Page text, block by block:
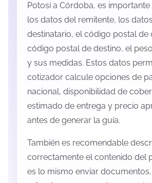
Potosí a Córdoba, es importante
los datos del remitente, los
destinatario, el código postal de
código postal de destino, el
y sus medidas. Estos datos
cotizador calcule opciones de
nacional, disponibilidad de
estimado de entrega y precio
antes de generar la guía.
También es recomendable
correctamente el contenido del
es lo mismo enviar